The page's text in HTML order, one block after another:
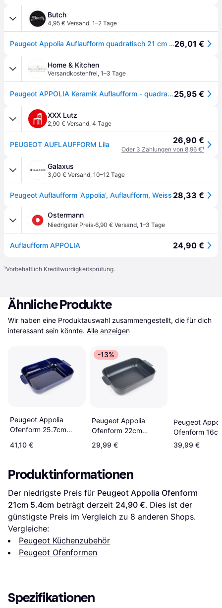
Butch
4,95 € Versand, 1–2 Tage
Peugeot Appolia Auflaufform quadratisch 21 cm ecru - Keramik26,01 €
Home & Kitchen
Versandkostenfrei, 1–3 Tage
Peugeot APPOLIA Keramik Auflaufform - quadratisch - rot - 21 cm25,95 €
XXX Lutz
2,90 € Versand, 4 Tage
PEUGEOT AUFLAUFFORM Lila 26,90 €
Oder 3 Zahlungen von 8,96 €¹
Galaxus
3,00 € Versand, 10–12 Tage
Peugeot Auflaufform 'Appolia', Auflaufform, Weiss 28,33 €
Ostermann
Niedrigster Preis·6,90 € Versand, 1–3 Tage
Auflaufform APPOLIA 24,90 €
¹Vorbehaltlich Kreditwürdigkeitsprüfung.
Ähnliche Produkte
Wir haben eine Produktauswahl zusammengestellt, die für dich
interessant sein könnte. Alle anzeigen
Peugeot Appolia
Ofenform 25.7cm
41,10 €
-13%
Peugeot Appolia
Ofenform 22cm
216cm 71cm
29,99 €
Peugeot
Ofenform
39,99 €
Produktinformationen
Der niedrigste Preis für Peugeot Appolia Ofenform
21cm 5.4cm beträgt derzeit 24,90 €. Dies ist der
günstigste Preis im Vergleich zu 8 anderen Shops.
Vergleiche:
Peugeot Küchenzubehör
Peugeot Ofenformen
Spezifikationen